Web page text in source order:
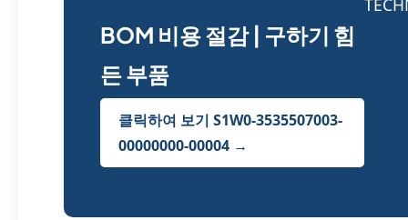
BOM 비용 절감 | 구하기 힘
든 부품
클릭하여 보기 S1W0-3535507003-
00000000-00004 →